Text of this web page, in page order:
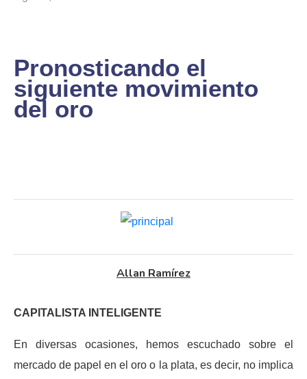
Pronosticando el
siguiente movimiento
del oro
Allan Ramírez
CAPITALISTA INTELIGENTE
En diversas ocasiones, hemos escuchado sobre el
mercado de papel en el oro o la plata, es decir, no implica